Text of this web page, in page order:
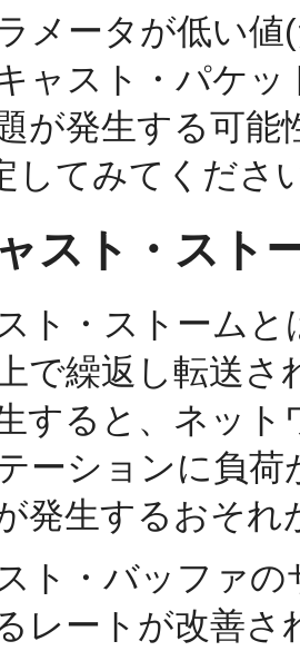
メータが低い
ャスト・パケ
が発生する可
してみてくださ
スト・スト
ト・ストーム
で繰返し転送
すると、ネッ
ーションに負
発生するおそれ
ト・バッファ
レートが改善